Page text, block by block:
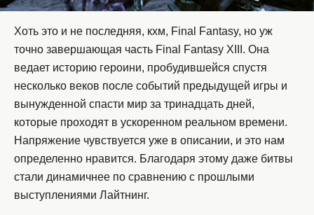
Хоть это и не последняя, кхм, Final Fantasy, но уж
точно завершающая часть Final Fantasy XIII. Она
ведает историю героини, пробудившейся спустя
несколько веков после событий предыдущей игры и
вынужденной спасти мир за тринадцать дней,
которые проходят в ускоренном реальном времени.
Напряжение чувствуется уже в описании, и это нам
определенно нравится. Благодаря этому даже битвы
стали динамичнее по сравнению с прошлыми
выступлениями Лайтнинг.